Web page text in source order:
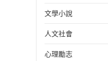
投資理財
經濟/趨勢
財務/金融
文學小說
歐美文學
日本文學
人文社會
國際關係
心理勵志